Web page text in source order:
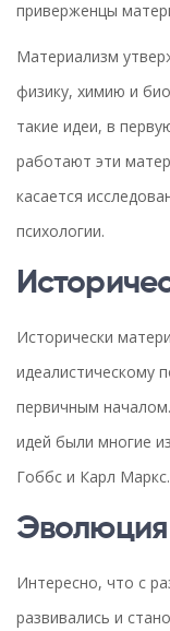
приверженцы
Материализм
физику, химию и
такие идеи, в
работают эти
касается
психологии.
Исторически
идеалистическому
первичным
идей были многие
Гоббс и Карл Маркс.
Эволюция
Интересно, что с
развивались и